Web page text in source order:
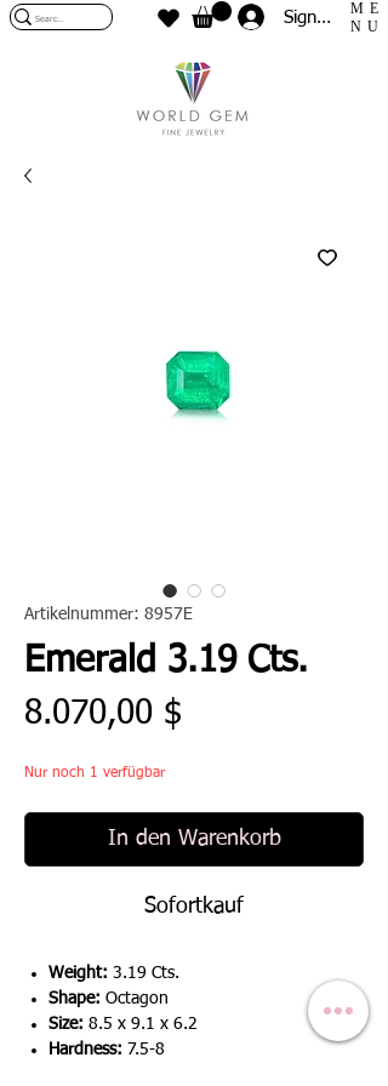
Sign In
ME
NU
Artikelnummer: 8957E
Emerald 3.19 Cts.
8.070,00 $
Nur noch 1 verfügbar
In den Warenkorb
Sofortkauf
Weight: 3.19 Cts.
Shape: Octagon
Size: 8.5 x 9.1 x 6.2
Hardness: 7.5-8